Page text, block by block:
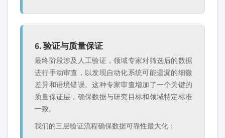
6. 验证与质量保证
最终阶段涉及人工验证，领域专家对筛选后的数据
进行手动审查，以发现自动化系统可能遗漏的细微
差异和语境错误。这种专家审查增加了一个关键的
质量保证层，确保数据与研究目标和领域特定标准
一致。
我们的三层验证流程确保数据可靠性最大化：